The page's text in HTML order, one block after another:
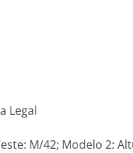
Legal
M/42; Modelo 2: